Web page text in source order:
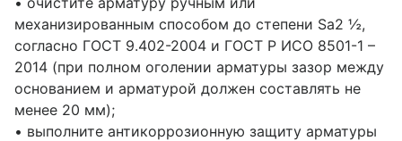
механизированным способом до степени Sa2 ½,
согласно ГОСТ 9.402-2004 и ГОСТ Р ИСО 8501-1 –
2014 (при полном оголении арматуры зазор между
основанием и арматурой должен составлять не
менее 20 мм);
• выполните антикоррозионную защиту арматуры